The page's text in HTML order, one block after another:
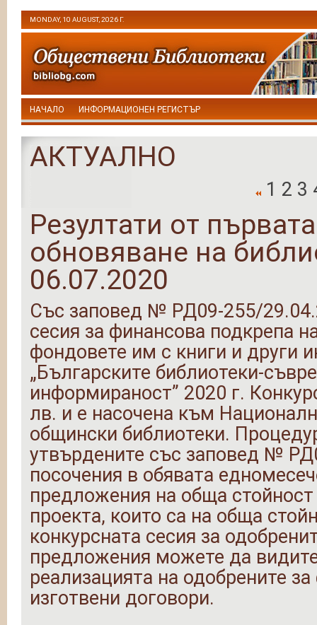
MONDAY, 10 AUGUST, 2026 Г.
НАЧАЛО ИНФОРМАЦИОНЕН РЕГИСТЪР
АКТУАЛНО
1 2 3
Резултати от
обновяване на
06.07.2020
Със заповед № РД09-255/
сесия за финансова подкрепа
фондовете им с книги и други
„Българските библиотеки-
информираност” 2020 г.
лв. и е насочена към
общински библиотеки.
утвърдените със заповед №
посочения в обявата
предложения на обща
проекта, които са на обща
конкурсната сесия за
предложения можете да
реализацията на одобрените
изготвени договори.